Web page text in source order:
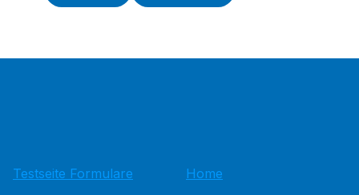
Testseite Formulare
Home